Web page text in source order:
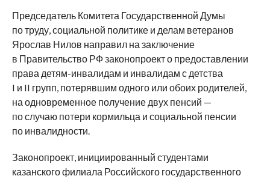
Председатель Комитета Государственной Думы
по труду, социальной политике и делам ветеранов
Ярослав Нилов направил на заключение
в Правительство РФ законопроект о предоставлении
права детям-инвалидам и инвалидам с детства
I и II групп, потерявшим одного или обоих родителей,
на одновременное получение двух пенсий —
по случаю потери кормильца и социальной пенсии
по инвалидности.
Законопроект, инициированный студентами
казанского филиала Российского государственного